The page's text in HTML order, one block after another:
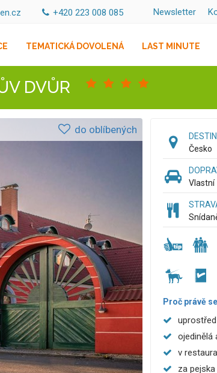
Newsletter
+420 223 008 085
TEMATICKÁ DOVOLENÁ LAST MINUTE
DVŮR
do oblíbených
Česko
Vlastní
Proč právě
ojedinělá
v
za